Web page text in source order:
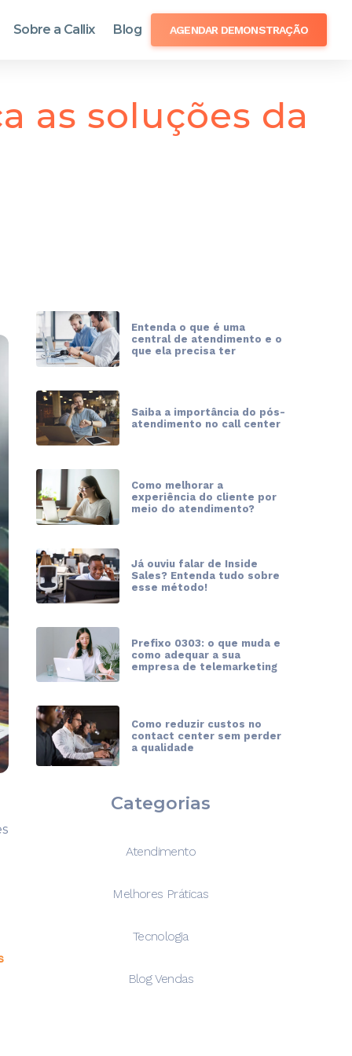
Sobre a Callix Blog AGENDAR DEMONSTRAÇÃO
as soluções da
Entenda o que é uma
central de atendimento e o
que ela precisa ter
Saiba a importância do pós-
atendimento no call center
Como melhorar a
experiência do cliente por
meio do atendimento?
Já ouviu falar de Inside
Sales? Entenda tudo sobre
esse método!
Prefixo 0303: o que muda e
como adequar a sua
empresa de telemarketing
Como reduzir custos no
contact center sem perder
a qualidade
Categorias
Atendimento
Melhores Práticas
Tecnologia
Blog Vendas